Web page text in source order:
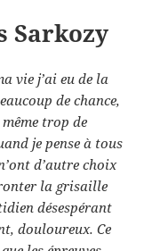
Sarkozy
vie j’ai eu de la
de chance,
trop de
je pense à tous
d’autre choix
la grisaille
désespérant
douloureux. Ce